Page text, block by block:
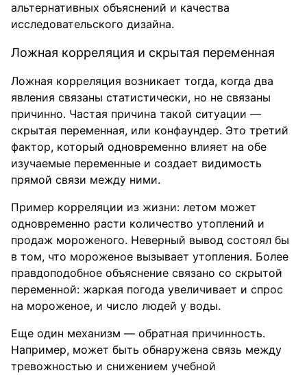
альтернативных объяснений и качества
исследовательского дизайна.
Ложная корреляция и скрытая переменная
Ложная корреляция возникает тогда, когда два
явления связаны статистически, но не связаны
причинно. Частая причина такой ситуации —
скрытая переменная, или конфаундер. Это третий
фактор, который одновременно влияет на обе
изучаемые переменные и создает видимость
прямой связи между ними.
Пример корреляции из жизни: летом может
одновременно расти количество утоплений и
продаж мороженого. Неверный вывод состоял бы
в том, что мороженое вызывает утопления. Более
правдоподобное объяснение связано со скрытой
переменной: жаркая погода увеличивает и спрос
на мороженое, и число людей у воды.
Еще один механизм — обратная причинность.
Например, может быть обнаружена связь между
тревожностью и снижением учебной